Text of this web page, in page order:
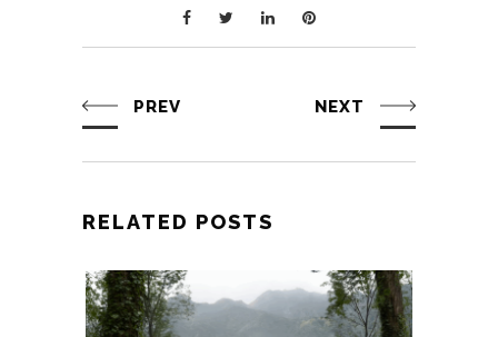
PREV NEXT
RELATED POSTS